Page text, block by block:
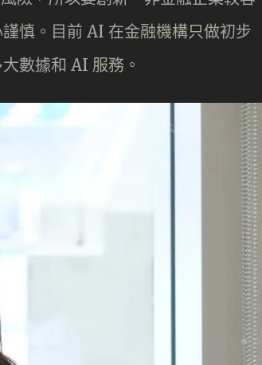
慎。目前 AI 在金融機構只做初步
數據和 AI 服務。